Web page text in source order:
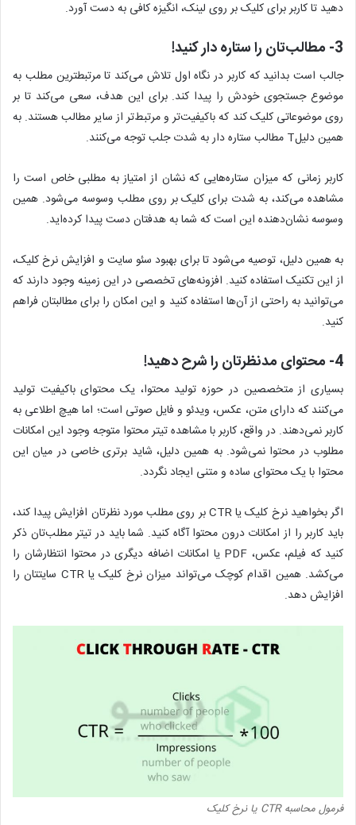
دهید تا کاربر برای کلیک بر روی لینک، انگیزه کافی به دست آورد.
3- مطالب‌تان را ستاره دار کنید!
جالب است بدانید که کاربر در نگاه اول تلاش می‌کند تا مرتبطترین مطلب به
موضوع جستجوی خودش را پیدا کند. برای این هدف، سعی می‌کند تا بر
روی موضوعاتی کلیک کند که باکیفیت‌تر و مرتبط‌تر از سایر مطالب هستند. به
همین دلیلT مطالب ستاره دار به شدت جلب توجه می‌کنند.
کاربر زمانی که میزان ستاره‌هایی که نشان از امتیاز به مطلبی خاص است را
مشاهده می‌کند، به شدت برای کلیک بر روی مطلب وسوسه می‌شود. همین
وسوسه نشان‌دهنده این است که شما به هدفتان دست پیدا کرده‌اید.
به همین دلیل، توصیه می‌شود تا برای بهبود سئو سایت و افزایش نرخ کلیک،
از این تکنیک استفاده کنید. افزونه‌های تخصصی در این زمینه وجود دارند که
می‌توانید به راحتی از آن‌ها استفاده کنید و این امکان را برای مطالبتان فراهم
کنید.
4- محتوای مدنظرتان را شرح دهید!
بسیاری از متخصصین در حوزه تولید محتوا، یک محتوای باکیفیت تولید
می‌کنند که دارای متن، عکس، ویدئو و فایل صوتی است؛ اما هیچ اطلاعی به
کاربر نمی‌دهند. در واقع، کاربر با مشاهده تیتر محتوا متوجه وجود این امکانات
مطلوب در محتوا نمی‌شود. به همین دلیل، شاید برتری خاصی در میان این
محتوا با یک محتوای ساده و متنی ایجاد نگردد.
اگر بخواهید نرخ کلیک یا CTR بر روی مطلب مورد نظرتان افزایش پیدا کند،
باید کاربر را از امکانات درون محتوا آگاه کنید. شما باید در تیتر مطلب‌تان ذکر
کنید که فیلم، عکس، PDF یا امکانات اضافه دیگری در محتوا انتظارشان را
می‌کشد. همین اقدام کوچک می‌تواند میزان نرخ کلیک یا CTR سایتتان را
افزایش دهد.
فرمول محاسبه CTR یا نرخ کلیک